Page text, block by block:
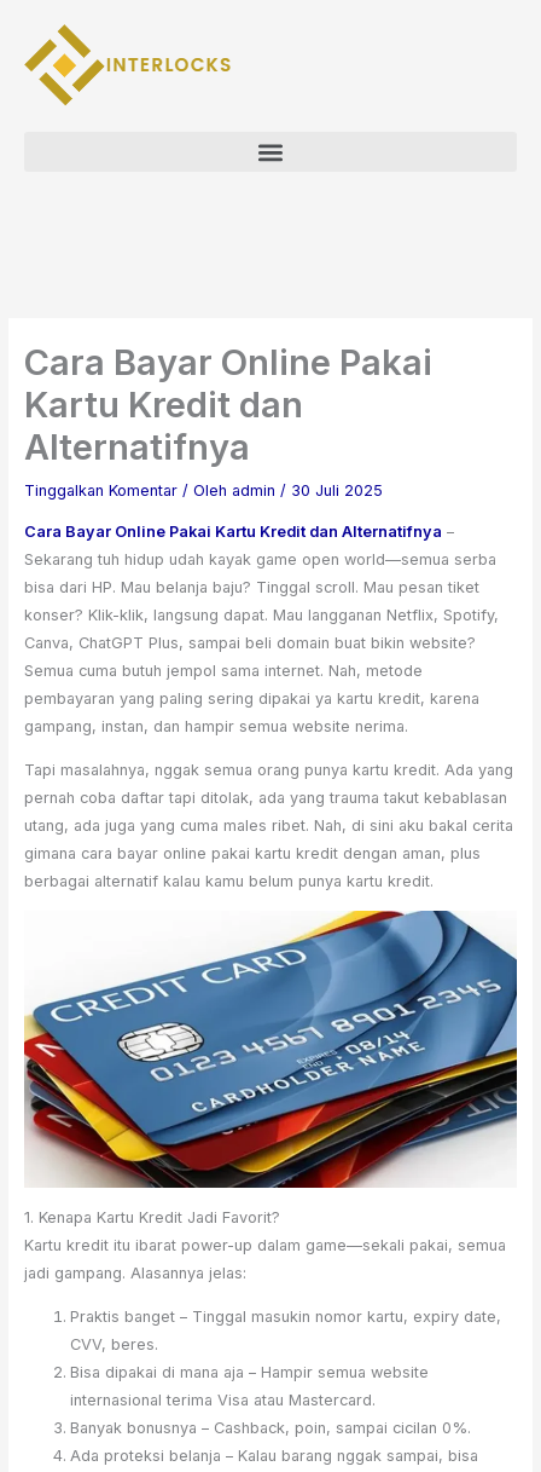
konten
Menu
Cara Bayar Online Pakai
Kartu Kredit dan
Alternatifnya
Tinggalkan Komentar / Oleh admin / 30 Juli 2025
Cara Bayar Online Pakai Kartu Kredit dan Alternatifnya –
Sekarang tuh hidup udah kayak game open world—semua serba
bisa dari HP. Mau belanja baju? Tinggal scroll. Mau pesan tiket
konser? Klik-klik, langsung dapat. Mau langganan Netflix, Spotify,
Canva, ChatGPT Plus, sampai beli domain buat bikin website?
Semua cuma butuh jempol sama internet. Nah, metode
pembayaran yang paling sering dipakai ya kartu kredit, karena
gampang, instan, dan hampir semua website nerima.
Tapi masalahnya, nggak semua orang punya kartu kredit. Ada yang
pernah coba daftar tapi ditolak, ada yang trauma takut kebablasan
utang, ada juga yang cuma males ribet. Nah, di sini aku bakal cerita
gimana cara bayar online pakai kartu kredit dengan aman, plus
berbagai alternatif kalau kamu belum punya kartu kredit.
1. Kenapa Kartu Kredit Jadi Favorit?
Kartu kredit itu ibarat power-up dalam game—sekali pakai, semua
jadi gampang. Alasannya jelas:
Praktis banget – Tinggal masukin nomor kartu, expiry date,
CVV, beres.
Bisa dipakai di mana aja – Hampir semua website
internasional terima Visa atau Mastercard.
Banyak bonusnya – Cashback, poin, sampai cicilan 0%.
Ada proteksi belanja – Kalau barang nggak sampai, bisa